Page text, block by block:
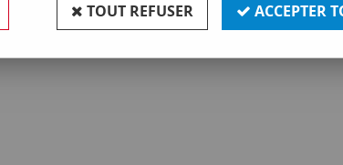
TOUT REFUSER ACCEPTER